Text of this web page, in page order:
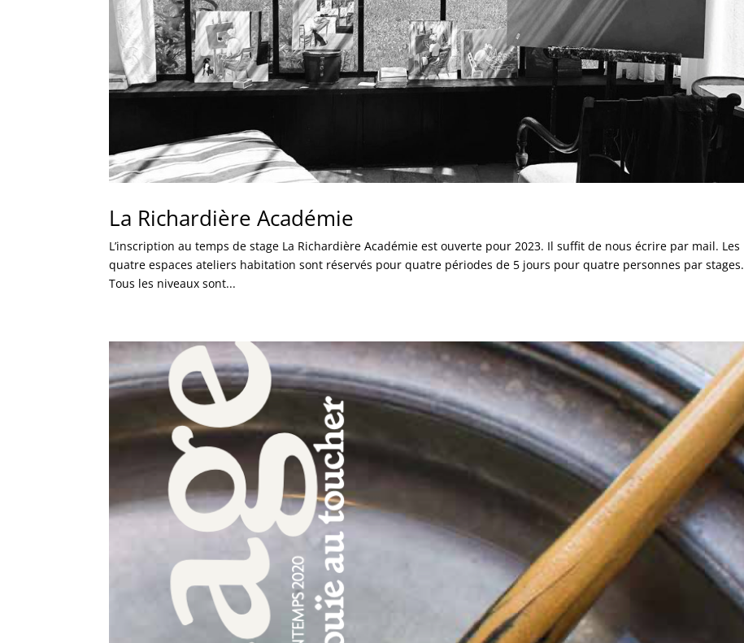
La Richardière Académie
L’inscription au temps de stage La Richardière Académie est ouverte pour 2023. Il suffit de nous écrire par mail. Les
quatre espaces ateliers habitation sont réservés pour quatre périodes de 5 jours pour quatre personnes par stages.
Tous les niveaux sont...